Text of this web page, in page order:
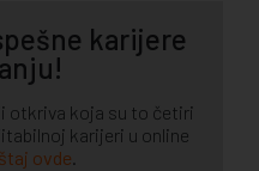
karijere
otkriva koja su to četiri
karijeri u online
ovde.